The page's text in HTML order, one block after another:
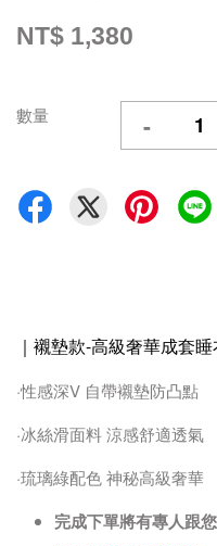
NT$ 1,380
數量 -
｜襯墊款-高級奢華成套
·性感深V 自帶襯墊防凸點
·冰絲滑面料 涼感舒適透氣
·琉璃綠配色 神秘高級奢華
完成下單將有專人跟